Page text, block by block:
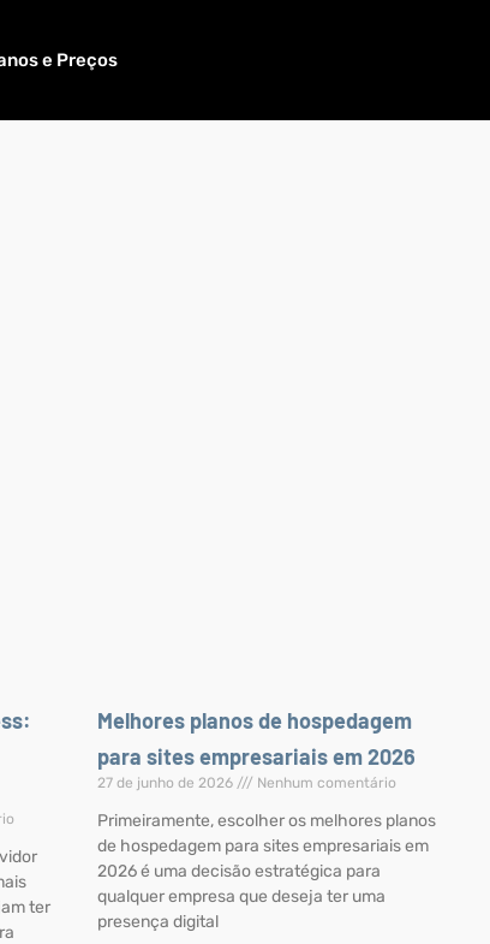
e Preços
ter
Melhores planos de hospedagem
para sites empresariais em 2026
27 de junho de 2026 Nenhum comentário
Primeiramente, escolher os melhores planos
de hospedagem para sites empresariais em
2026 é uma decisão estratégica para
qualquer empresa que deseja ter uma
presença digital